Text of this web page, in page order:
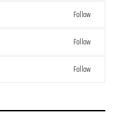
Follow
Follow
Follow